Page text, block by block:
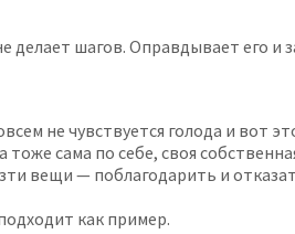
шагов. Оправдывает его и
не чувствуется голода и вот
сама по себе, своя
вещи — поблагодарить и
как пример.